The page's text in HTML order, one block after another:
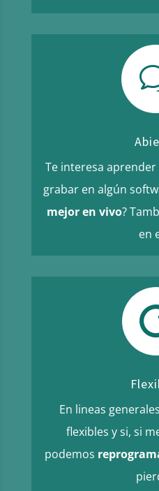
Te interesa
grabar en algún
mejor en vivo?
en
En lineas
flexibles y si, si
podemos